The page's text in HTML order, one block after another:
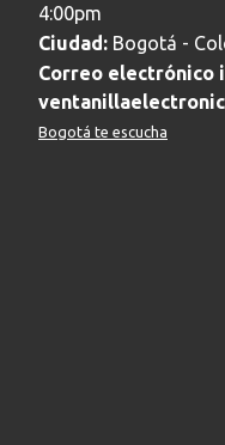
4:00pm
Ciudad: Bogotá -
Correo electrónico
Bogotá te escucha